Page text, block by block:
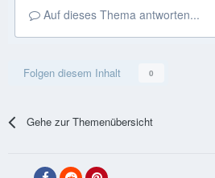
Auf dieses Thema antworten...
Folgen diesem Inhalt 0
Gehe zur Themenübersicht